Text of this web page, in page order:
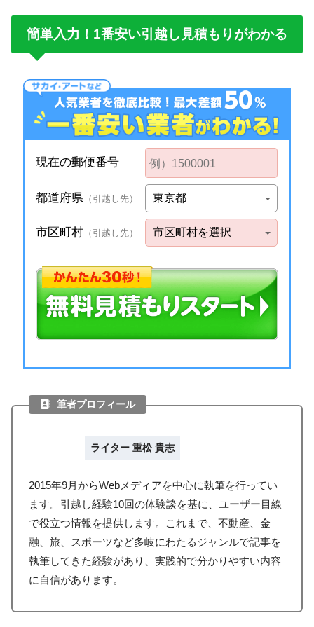
簡単入力！1番安い引越し見積もりがわかる
筆者プロフィール
ライター 重松 貴志
2015年9月からWebメディアを中心に執筆を行ってい
ます。引越し経験10回の体験談を基に、ユーザー目線
で役立つ情報を提供します。これまで、不動産、金
融、旅、スポーツなど多岐にわたるジャンルで記事を
執筆してきた経験があり、実践的で分かりやすい内容
に自信があります。